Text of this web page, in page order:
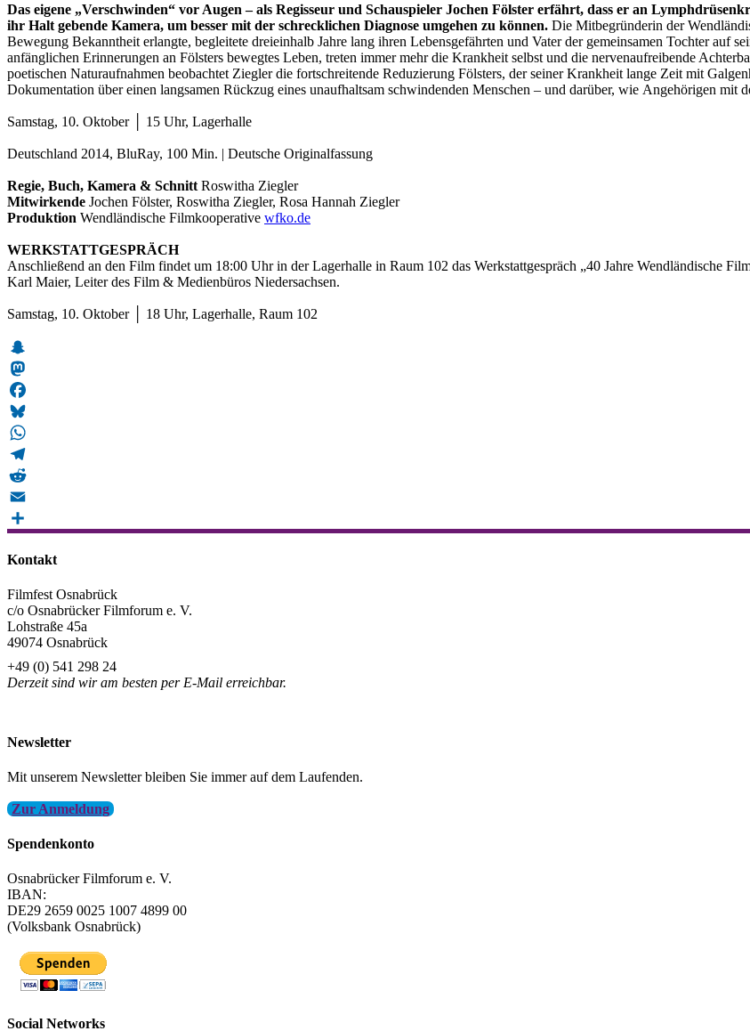
Das eigene „Verschwinden“ vor Augen – als Regisseur und Schauspieler Jochen Fölster erfährt, dass er an
ihr Halt gebende Kamera, um besser mit der schrecklichen Diagnose umgehen zu können. Die Mitbegründerin der
Bewegung Bekanntheit erlangte, begleitete dreieinhalb Jahre lang ihren Lebensgefährten und Vater der gemeinsamen Tochter auf
anfänglichen Erinnerungen an Fölsters bewegtes Leben, treten immer mehr die Krankheit selbst und die nervenaufreibende
poetischen Naturaufnahmen beobachtet Ziegler die fortschreitende Reduzierung Fölsters, der seiner Krankheit lange Zeit mit
Dokumentation über einen langsamen Rückzug eines unaufhaltsam schwindenden Menschen – und darüber, wie Angehörigen mit
Samstag, 10. Oktober │ 15 Uhr, Lagerhalle
Deutschland 2014, BluRay, 100 Min. | Deutsche Originalfassung
Regie, Buch, Kamera & Schnitt Roswitha Ziegler
Mitwirkende Jochen Fölster, Roswitha Ziegler, Rosa Hannah Ziegler
Produktion Wendländische Filmkooperative wfko.de
WERKSTATTGESPRÄCH
Anschließend an den Film findet um 18:00 Uhr in der Lagerhalle in Raum 102 das Werkstattgespräch „40 Jahre Wendländische
Karl Maier, Leiter des Film & Medienbüros Niedersachsen.
Samstag, 10. Oktober │ 18 Uhr, Lagerhalle, Raum 102
Snapchat
Mastodon
Facebook
Bluesky
WhatsApp
Telegram
Reddit
Email
Kontakt
Filmfest Osnabrück
c/o Osnabrücker Filmforum e. V.
Lohstraße 45a
49074 Osnabrück
+49 (0) 541 298 24
Derzeit sind wir am besten per E-Mail erreichbar.
Newsletter
Mit unserem Newsletter bleiben Sie immer auf dem Laufenden.
Zur Anmeldung
Spendenkonto
Osnabrücker Filmforum e. V.
IBAN:
DE29 2659 0025 1007 4899 00
(Volksbank Osnabrück)
Social Networks